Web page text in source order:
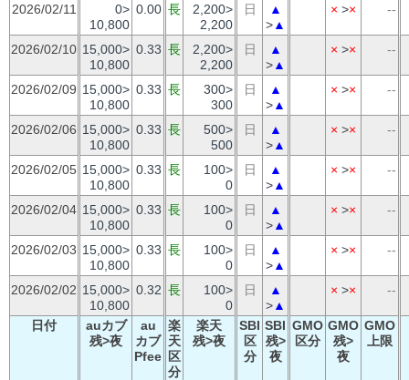
2026/02/11
0>
10,800
0.00 長
2,200>
2,200
日
▲
>▲
× >× --
2026/02/10 15,000>
10,800
0.33 長
2,200>
2,200
日
▲
>▲
× >× --
2026/02/09 15,000>
10,800
0.33 長
300>
300
日
▲
>▲
× >× --
2026/02/06 15,000>
10,800
0.33 長
500>
500
日
▲
>▲
× >× --
2026/02/05 15,000>
10,800
0.33 長
100>
0
日
▲
>▲
× >× --
2026/02/04 15,000>
10,800
0.33 長
100>
0
日
▲
>▲
× >× --
2026/02/03 15,000>
10,800
0.33 長
100>
0
日
▲
>▲
× >× --
2026/02/02 15,000>
10,800
0.32 長
100>
0
日
▲
>▲
× >× --
日付
auカブ
残>夜
au
カブ
Pfee
楽
天
区
分
楽天
残>夜
SBI
区
分
SBI
残>
夜
GMO
区分
GMO
残>
夜
GMO
上限